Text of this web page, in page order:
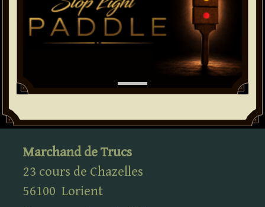
Marchand de Trucs
23 cours de Chazelles
56100 Lorient